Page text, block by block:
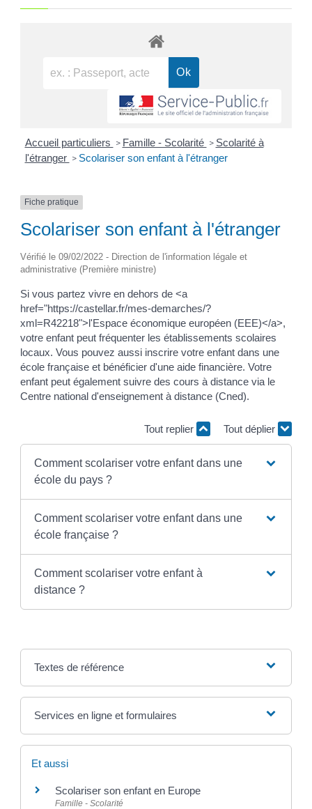
Accueil particuliers > Famille - Scolarité > Scolarité à
l'étranger > Scolariser son enfant à l'étranger
Fiche pratique
Scolariser son enfant à l'étranger
Vérifié le 09/02/2022 - Direction de l'information légale et
administrative (Première ministre)
Si vous partez vivre en dehors de <a
href="https://castellar.fr/mes-demarches/?
xml=R42218">l'Espace économique européen (EEE)</a>,
votre enfant peut fréquenter les établissements scolaires
locaux. Vous pouvez aussi inscrire votre enfant dans une
école française et bénéficier d'une aide financière. Votre
enfant peut également suivre des cours à distance via le
Centre national d'enseignement à distance (Cned).
Tout replier Tout déplier
Comment scolariser votre enfant dans une
école du pays ?
Comment scolariser votre enfant dans une
école française ?
Comment scolariser votre enfant à
distance ?
Textes de référence
Services en ligne et formulaires
Et aussi
Scolariser son enfant en Europe
Famille - Scolarité